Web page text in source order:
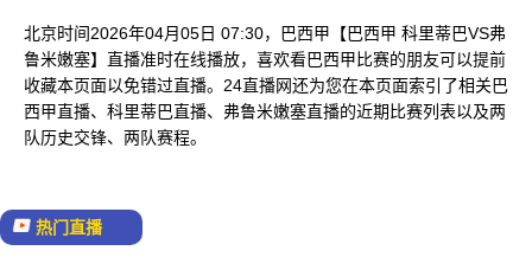
北京时间2026年04月05日 07:30，巴西甲【巴西甲 科里蒂巴VS弗
鲁米嫩塞】直播准时在线播放，喜欢看巴西甲比赛的朋友可以提前
收藏本页面以免错过直播。24直播网还为您在本页面索引了相关巴
西甲直播、科里蒂巴直播、弗鲁米嫩塞直播的近期比赛列表以及两
队历史交锋、两队赛程。
热门直播